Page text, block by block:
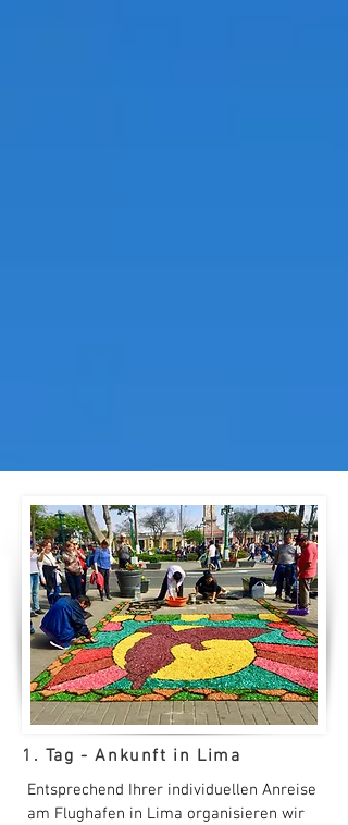
1. Tag - Ankunft in Lima
Entsprechend Ihrer individuellen Anreise
am Flughafen in Lima organisieren wir